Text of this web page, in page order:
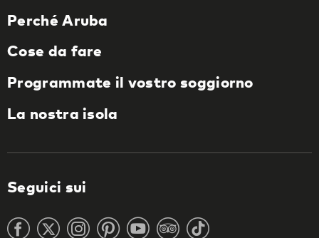
Perché Aruba
Cose da fare
Programmate il vostro soggiorno
La nostra isola
Seguici sui